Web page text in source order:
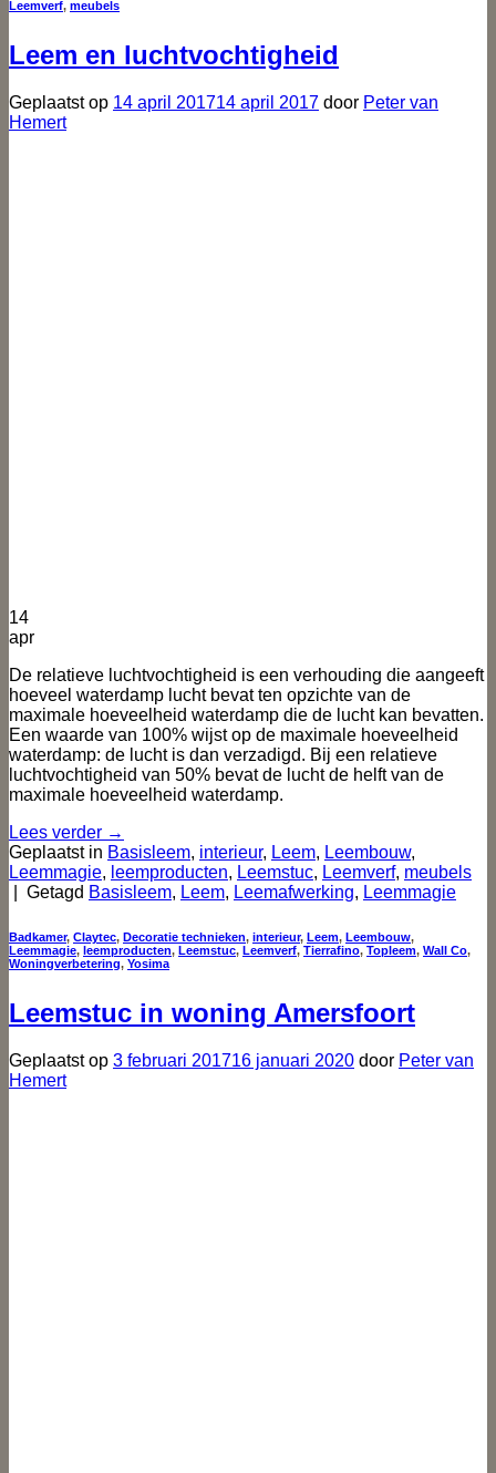
Leemverf, meubels
Leem en luchtvochtigheid
Geplaatst op 14 april 201714 april 2017 door Peter van
Hemert
14
apr
De relatieve luchtvochtigheid is een verhouding die aangeeft
hoeveel waterdamp lucht bevat ten opzichte van de
maximale hoeveelheid waterdamp die de lucht kan bevatten.
Een waarde van 100% wijst op de maximale hoeveelheid
waterdamp: de lucht is dan verzadigd. Bij een relatieve
luchtvochtigheid van 50% bevat de lucht de helft van de
maximale hoeveelheid waterdamp.
Lees verder →
Geplaatst in Basisleem, interieur, Leem, Leembouw,
Leemmagie, leemproducten, Leemstuc, Leemverf, meubels
Getagd Basisleem, Leem, Leemafwerking, Leemmagie
Badkamer, Claytec, Decoratie technieken, interieur, Leem, Leembouw,
Leemmagie, leemproducten, Leemstuc, Leemverf, Tierrafino, Topleem, Wall Co,
Woningverbetering, Yosima
Leemstuc in woning Amersfoort
Geplaatst op 3 februari 201716 januari 2020 door Peter van
Hemert